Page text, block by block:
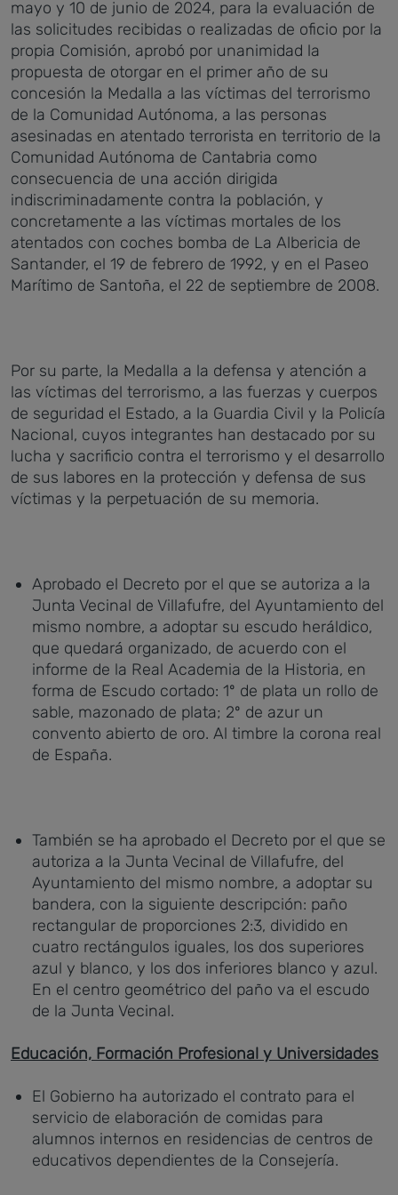
mayo y 10 de junio de 2024, para la evaluación de
las solicitudes recibidas o realizadas de oficio por la
propia Comisión, aprobó por unanimidad la
propuesta de otorgar en el primer año de su
concesión la Medalla a las víctimas del terrorismo
de la Comunidad Autónoma, a las personas
asesinadas en atentado terrorista en territorio de la
Comunidad Autónoma de Cantabria como
consecuencia de una acción dirigida
indiscriminadamente contra la población, y
concretamente a las víctimas mortales de los
atentados con coches bomba de La Albericia de
Santander, el 19 de febrero de 1992, y en el Paseo
Marítimo de Santoña, el 22 de septiembre de 2008.
Por su parte, la Medalla a la defensa y atención a
las víctimas del terrorismo, a las fuerzas y cuerpos
de seguridad el Estado, a la Guardia Civil y la Policía
Nacional, cuyos integrantes han destacado por su
lucha y sacrificio contra el terrorismo y el desarrollo
de sus labores en la protección y defensa de sus
víctimas y la perpetuación de su memoria.
Aprobado el Decreto por el que se autoriza a la
Junta Vecinal de Villafufre, del Ayuntamiento del
mismo nombre, a adoptar su escudo heráldico,
que quedará organizado, de acuerdo con el
informe de la Real Academia de la Historia, en
forma de Escudo cortado: 1º de plata un rollo de
sable, mazonado de plata; 2º de azur un
convento abierto de oro. Al timbre la corona real
de España.
También se ha aprobado el Decreto por el que se
autoriza a la Junta Vecinal de Villafufre, del
Ayuntamiento del mismo nombre, a adoptar su
bandera, con la siguiente descripción: paño
rectangular de proporciones 2:3, dividido en
cuatro rectángulos iguales, los dos superiores
azul y blanco, y los dos inferiores blanco y azul.
En el centro geométrico del paño va el escudo
de la Junta Vecinal.
Educación, Formación Profesional y Universidades
El Gobierno ha autorizado el contrato para el
servicio de elaboración de comidas para
alumnos internos en residencias de centros de
educativos dependientes de la Consejería.